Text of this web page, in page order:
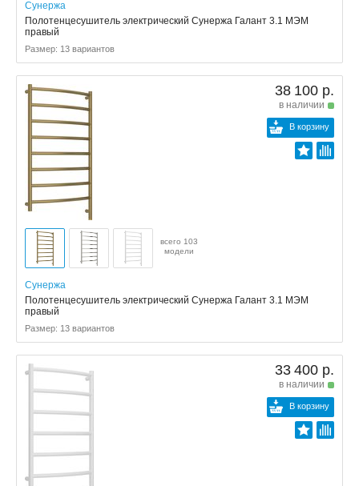
Сунержа
Полотенцесушитель электрический Сунержа Галант 3.1 МЭМ
правый
Размер: 13 вариантов
38 100 р.
в наличии
В корзину
всего 103
модели
Сунержа
Полотенцесушитель электрический Сунержа Галант 3.1 МЭМ
правый
Размер: 13 вариантов
33 400 р.
в наличии
В корзину